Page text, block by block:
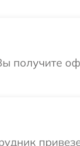
получите